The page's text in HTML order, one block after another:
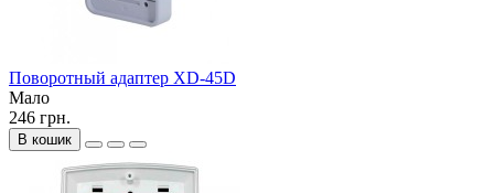
Поворотный адаптер XD-45D
Мало
246 грн.
В кошик